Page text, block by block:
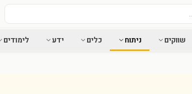
שווקים ניתוח כלים ידע לימודים